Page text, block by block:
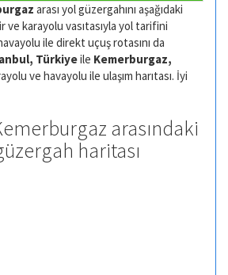
arası yol güzergahını aşağıdaki
karayolu vasıtasıyla yol tarifini
ile direkt uçuş rotasını da
Türkiyeile Kemerburgaz,
ve havayolu ile ulaşım harıtası. İyi
arasındaki
haritası